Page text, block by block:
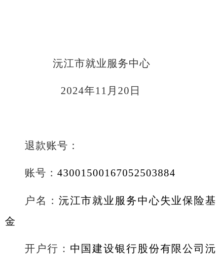
沅江市就业服务中心
2024年11 月 20 日
退款账号：
账号： 43001500167052503884
户名： 沅江市就业服务中心失业保险基
金
开户行： 中国建设银行股份有限公司沅